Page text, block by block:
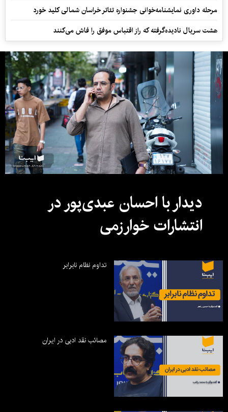
مرحله داوری نمایشنامه‌خوانی جشنواره تئاتر خراسان شمالی کلید خورد
هشت سریال نادیده‌گرفته که راز اقتباس موفق را فاش می‌کنند
دیدار با احسان عبدی‌پور در
انتشارات خوارزمی
تداوم نظام نابرابر
مصائب نقد ادبی در ایران